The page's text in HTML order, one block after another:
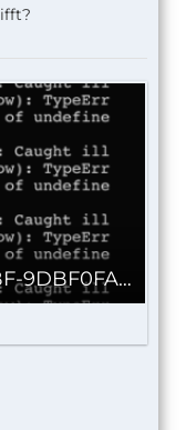
BD512D13-BC31-46D5-92BF-9DBF0FA0862E_autoscaled.png